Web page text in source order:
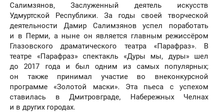
Салимзянов, Заслуженный деятель искусств
Удмуртской Республики. За годы своей творческой
деятельности Дамир Салимзянов успел поработать
и в Перми, а ныне он является главным режиссёром
Глазовского драматического театра «Парафраз». В
театре «Парафраз» спектакль «Дуры мы, дуры» шел
до 2017 года и был одним из самых популярных;
он также принимал участие во внеконкурсной
программе «Золотой маски». Эта пьеса с успехом
ставилась в Дмитровграде, Набережных Челнах
и в других городах.